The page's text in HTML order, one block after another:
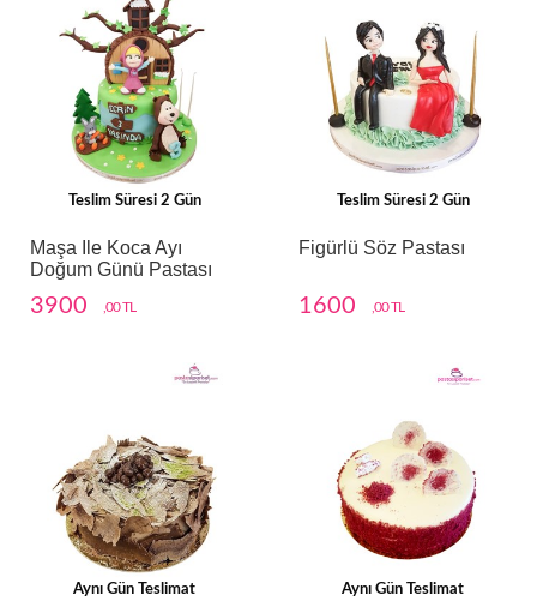
Teslim Süresi 2 Gün
Maşa Ile Koca Ayı
Doğum Günü Pastası
3900 ,00 TL
Teslim Süresi 2 Gün
Figürlü Söz Pastası
1600 ,00 TL
Aynı Gün Teslimat Aynı Gün Teslimat